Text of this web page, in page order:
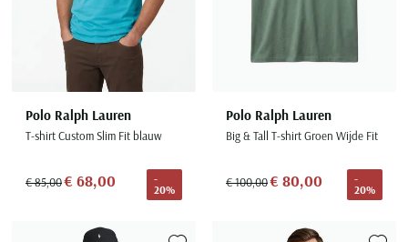
Polo Ralph Lauren
T-shirt Custom Slim Fit blauw
€ 85,00€ 68,00
-
20%
Polo Ralph Lauren
Big & Tall T-shirt Groen Wijde Fit
€ 100,00€ 80,00
-
20%